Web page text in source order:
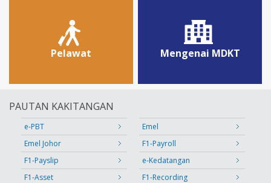
Pelawat Mengenai MDKT
PAUTAN KAKITANGAN
e-PBT
Emel
Emel Johor
F1-Payroll
F1-Payslip
e-Kedatangan
F1-Asset
F1-Recording